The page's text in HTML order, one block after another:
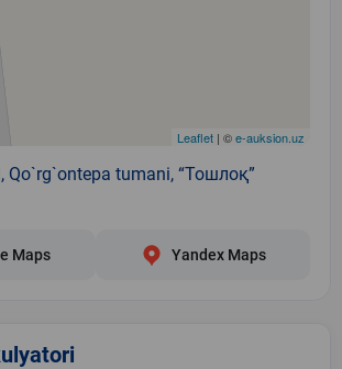
Leaflet | ©e-auksion.uz
Qo`rg`ontepa tumani, “Тошлоқ”
Maps Yandex Maps